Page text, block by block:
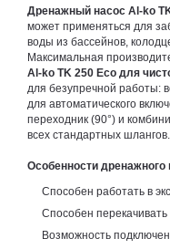
Дренажный насос Al-ko
может применяться для
воды из бассейнов,
Максимальная
Al-ko TK 250 Eco для
для безупречной работы:
для автоматического
переходник (90°) и
всех стандартных шлангов.
Особенности дренажного
Способен работать в
Способен
Возможность